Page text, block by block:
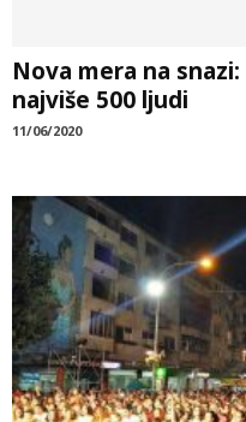
Nova mera na
najviše 500 ljudi
11/06/2020